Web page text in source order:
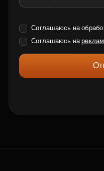
Соглашаюсь на
Соглашаюсь на